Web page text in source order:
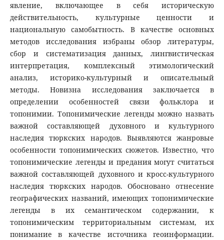
явление, включающее в себя историческую
действительность, культурные ценности и
национальную самобытность. В качестве основных
методов исследования избраны обзор литературы,
сбор и систематизация данных, лингвистическая
интерпретация, комплексный этимологический
анализ, историко-культурный и описательный
методы. Новизна исследования заключается в
определении особенностей связи фольклора и
топонимии. Топонимические легенды можно назвать
важной составляющей духовного и культурного
наследия тюркских народов. Выявляются жанровые
особенности топонимических сюжетов. Известно, что
топонимические легенды и предания могут считаться
важной составляющей духовного и кросс-культурного
наследия тюркских народов. Обосновано отнесение
географических названий, имеющих топонимические
легенды в их семантическом содержании, к
топонимическим территориальным системам, их
понимание в качестве источника геоинформации.